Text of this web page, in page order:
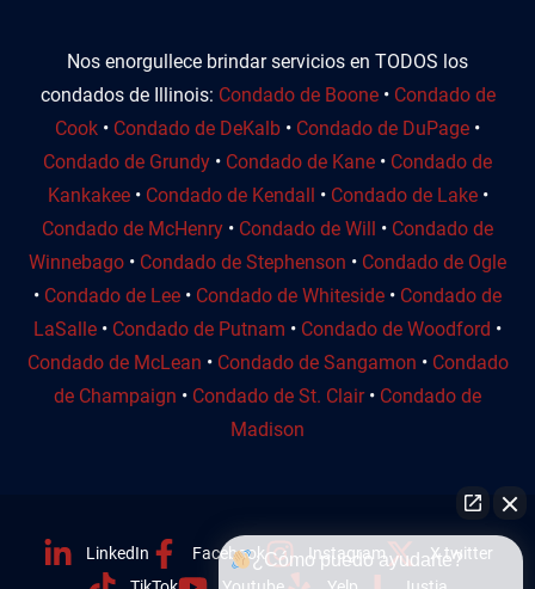
Nos enorgullece brindar servicios en TODOS los
condados de Illinois: Condado de Boone• Condado de
Cook • Condado de DeKalb • Condado de DuPage •
Condado de Grundy • Condado de Kane • Condado de
Kankakee• Condado de Kendall • Condado de Lake•
Condado de McHenry • Condado de Will • Condado de
Winnebago • Condado de Stephenson • Condado de Ogle
• Condado de Lee • Condado de Whiteside • Condado de
LaSalle • Condado de Putnam • Condado de Woodford •
Condado de McLean • Condado de Sangamon • Condado
de Champaign • Condado de St. Clair• Condado de
Madison
LinkedIn Facebook Instagram
X twitter
¿Cómo puedo ayudarte?